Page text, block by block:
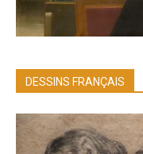
DESSINS FRANÇAIS